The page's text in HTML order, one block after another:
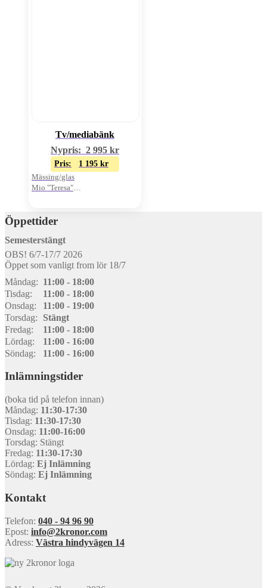
Tv/mediabänk
Nypris: 2 995 kr
Pris: 1 195 kr
Mässing/glas
Mio "Teresa"
Öppettider
Semesterstängt
OBS! 6/7-17/7 2026
Öppet som vanligt from lör 18/7
Måndag: 11:00 - 18:00
Tisdag:
11:00 - 18:00
Onsdag:
11:00 - 19:00
Torsdag:
Stängt
Fredag:
11:00 - 18:00
Lördag:
11:00 - 16:00
Söndag:
11:00 - 16:00
Inlämningstider
(boka tid på telefon innan)
Måndag: 11:30-17:30
Tisdag: 11:30-17:30
Onsdag: 11:00-16:00
Torsdag: Stängt
Fredag: 11:30-17:30
Lördag: Ej Inlämning
Söndag: Ej Inlämning
Kontakt
Telefon: 040 - 94 96 90
Epost: info@2kronor.com
Adress: Västra hindyvägen 14